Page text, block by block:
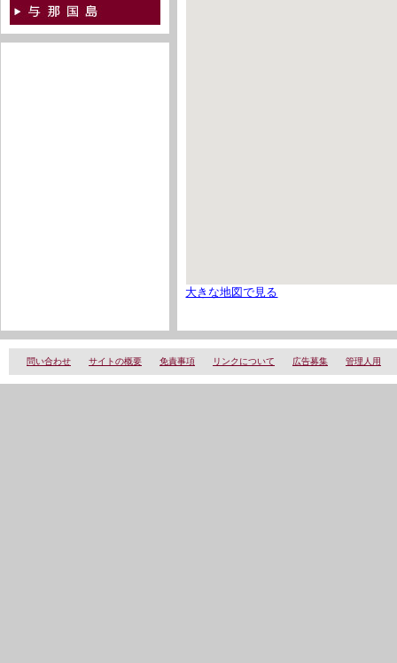
大きな地図で見る
問い合わせ サイトの概要 免責事項 リンクについて 広告募集 管理人用